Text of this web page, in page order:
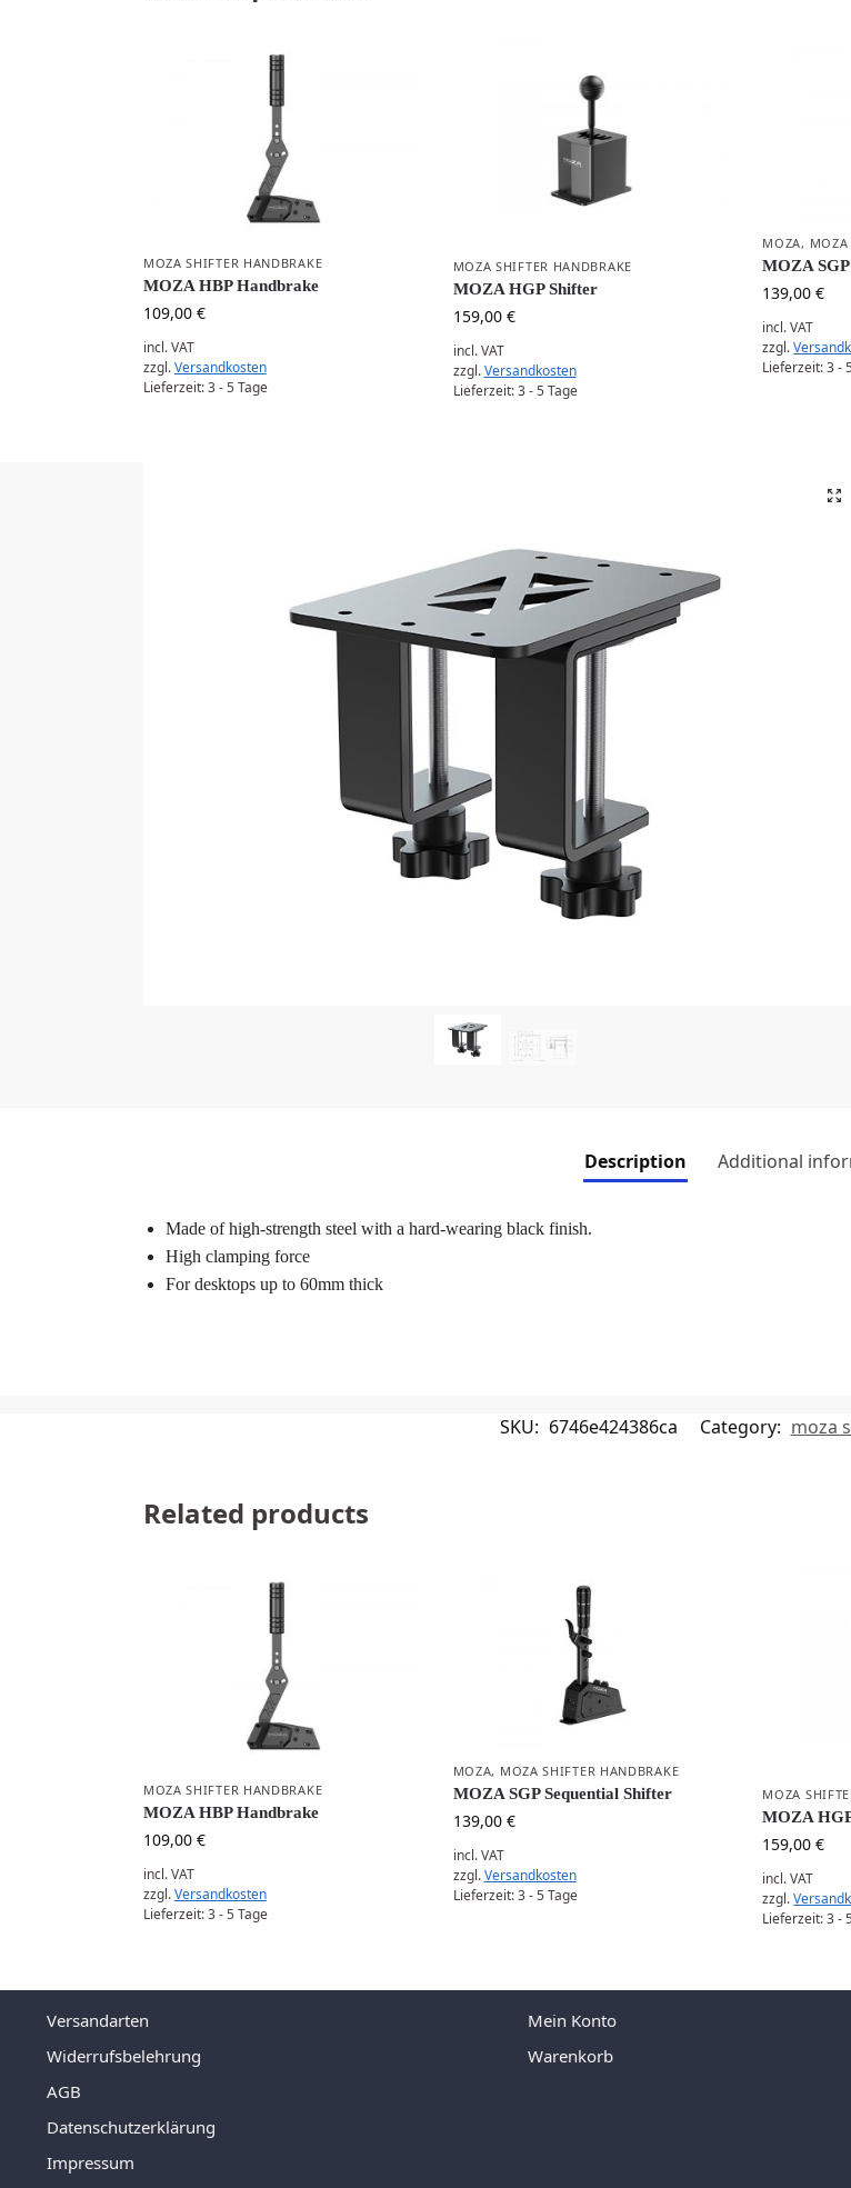
MOZA SHIFTER HANDBRAKE
MOZA HBP Handbrake
109,00 €
incl. VAT
zzgl.Versandkosten
Lieferzeit:3 - 5 Tage
MOZA SHIFTER HANDBRAKE
MOZA HGP Shifter
159,00 €
incl. VAT
zzgl.Versandkosten
Lieferzeit:3 - 5 Tage
MOZA, MOZA
MOZA
139,00€
incl. VAT
zzgl.
Lieferzeit:3 -
Description Additional
Made of high-strength steel with a hard-wearing black finish.
High clamping force
For desktops up to 60mm thick
SKU: 6746e424386ca Category: moza
Related products
MOZA SHIFTER HANDBRAKE
MOZA HBP Handbrake
109,00 €
incl. VAT
zzgl.Versandkosten
Lieferzeit:3 - 5 Tage
MOZA, MOZA SHIFTER HANDBRAKE
MOZA SGP Sequential Shifter
139,00 €
incl. VAT
zzgl.Versandkosten
Lieferzeit:3 - 5 Tage
MOZA
MOZA
159,00€
incl. VAT
zzgl.
Lieferzeit:3 -
Versandarten
Widerrufsbelehrung
AGB
Datenschutzerklärung
Impressum
Mein Konto
Warenkorb